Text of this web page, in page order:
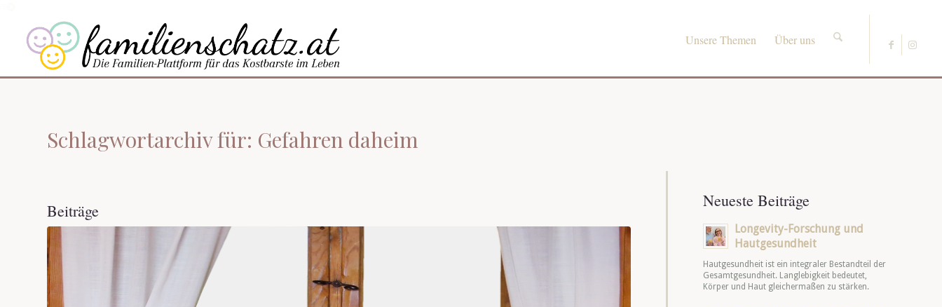
Unsere Themen Über uns
Schlagwortarchiv für: Gefahren daheim
Beiträge
Neueste Beiträge
Longevity-Forschung und
Hautgesundheit
Hautgesundheit ist ein integraler Bestandteil der
Gesamtgesundheit. Langlebigkeit bedeutet,
Körper und Haut gleichermaßen zu stärken.